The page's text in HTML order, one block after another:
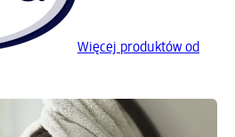
Więcej produktów od